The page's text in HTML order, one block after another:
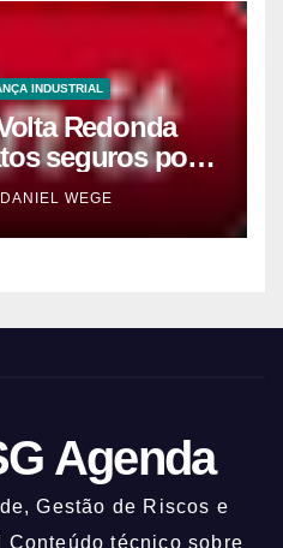
INDUSTRIAL
Redonda
seguros por
(9)
DANIEL WEGE
Agenda
Gestão de Riscos e
técnico sobre